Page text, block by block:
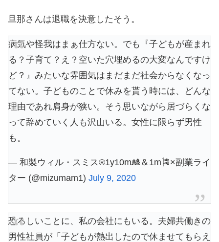
旦那さんは退職を決意したそう。
病気や怪我はまぁ仕方ない。でも『子どもが産まれ
る？子育て？え？空いた穴埋めるの大変なんですけ
ど？』みたいな雰囲気はまだまだ社会からなくなっ
てない。子どものことで休みを貰う時には、どんな
理由であれ肩身が狭い。そう思いながら居づらくな
って辞めていく人も沢山いる。女性に限らず男性
も。
— 和製ウィル・スミス®1y10m🎎＆1m🎏×副業ライ
ター (@mizumam1) July 9, 2020
恐ろしいことに、私の会社にもいる。夫婦共働きの
男性社員が「子どもが熱出したので休ませてもらえ